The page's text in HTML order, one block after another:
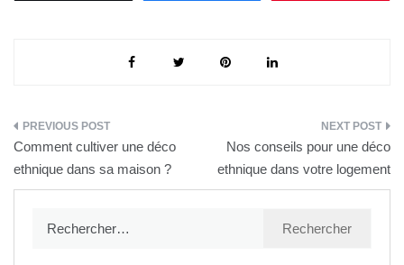
Navigation
de
Comment cultiver une déco
ethnique dans sa maison ?
Nos conseils pour une déco
ethnique dans votre logement